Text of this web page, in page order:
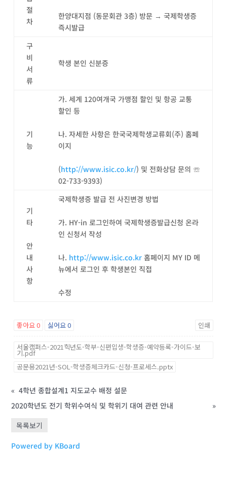
절
차
한양대지점 (동문회관 3층) 방문 → 국제학생증
즉시발급
구
비
서
류
학생 본인 신분증
기
능
가. 세계 120여개국 가맹점 할인 및 항공 교통
할인 등
나. 자세한 사항은 한국국제학생교류회(주) 홈페
이지
(http://www.isic.co.kr/) 및 전화상담 문의 ☏
02-733-9393)
기
타
안
내
사
항
국제학생증 발급 전 사진변경 방법
가. HY-in 로그인하여 국제학생증발급신청 온라
인 신청서 작성
나. http://www.isic.co.kr 홈페이지 MY ID 메
뉴에서 로그인 후 학생본인 직접
수정
좋아요0 싫어요0 인쇄
서울캠퍼스-2021힉년도-학부-신편입생-학생증-예약등록-가이드-보
기.pdf
공문용2021년-SOL-학생증체크카드-신청-프로세스.pptx
« 4학년 종합설계1 지도교수 배정 설문
2020학년도 전기 학위수여식 및 학위기 대여 관련 안내
»
목록보기
Powered by KBoard